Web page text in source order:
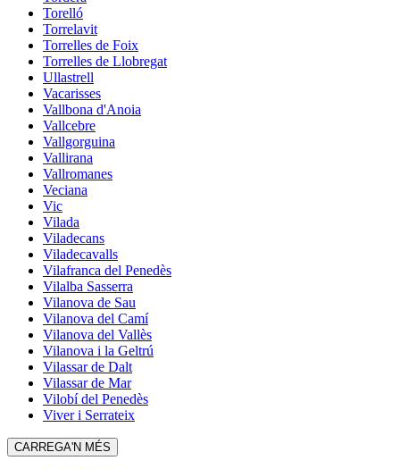
Torelló
Torrelavit
Torrelles de Foix
Torrelles de Llobregat
Ullastrell
Vacarisses
Vallbona d'Anoia
Vallcebre
Vallgorguina
Vallirana
Vallromanes
Veciana
Vic
Vilada
Viladecans
Viladecavalls
Vilafranca del Penedès
Vilalba Sasserra
Vilanova de Sau
Vilanova del Camí
Vilanova del Vallès
Vilanova i la Geltrú
Vilassar de Dalt
Vilassar de Mar
Vilobí del Penedès
Viver i Serrateix
CARREGA'N MÉS